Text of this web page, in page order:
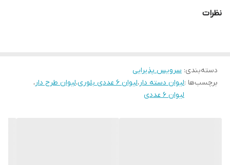
نظرات
دسته‌بندی: سرویس پذیرایی
برچسب‌ها :لیوان دسته دار،لیوان 6 عددی بلوری ،لیوان طرح دار،
لیوان 6 عددی